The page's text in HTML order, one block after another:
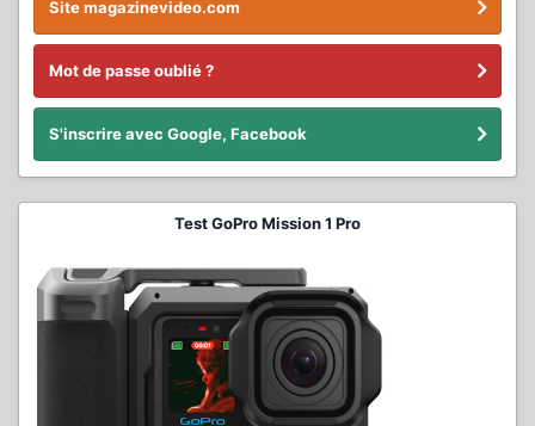
Site magazinevideo.com
Mot de passe oublié ?
S'inscrire avec Google, Facebook
Test GoPro Mission 1 Pro